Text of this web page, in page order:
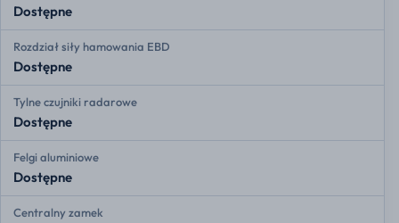
Dostępne
Rozdział siły hamowania EBD
Dostępne
Tylne czujniki radarowe
Dostępne
Felgi aluminiowe
Dostępne
Centralny zamek